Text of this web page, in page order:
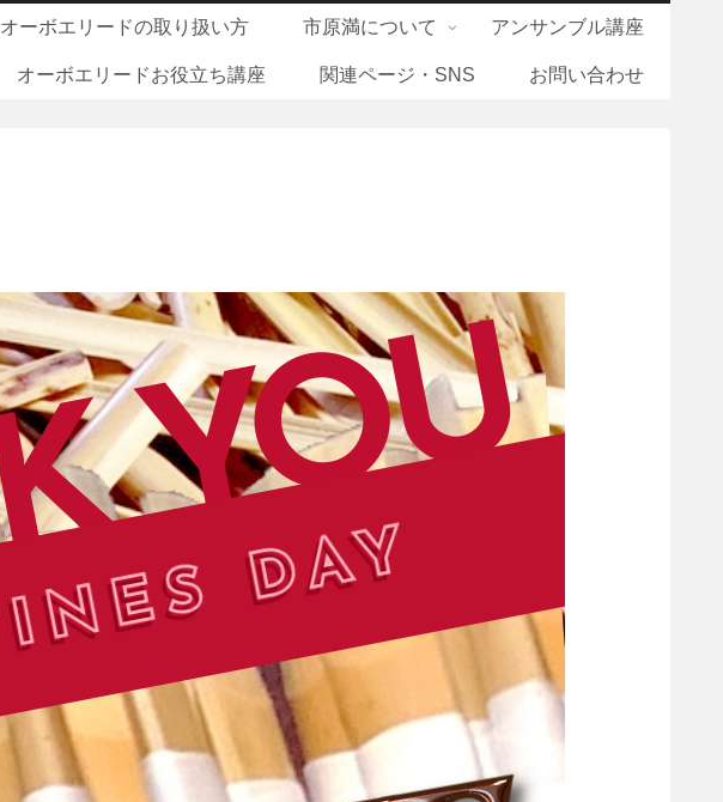
オーボエリードの取り扱い方 市原満について アンサンブル講座
オーボエリードお役立ち講座 関連ページ・SNS お問い合わせ